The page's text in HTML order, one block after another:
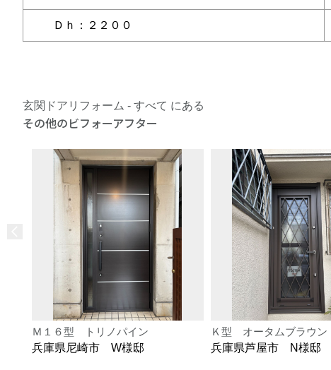
Ｄｈ：２２００
玄関ドアリフォーム - すべて にある
その他のビフォーアフター
Ｍ１６型 トリノパイン
兵庫県尼崎市 W様邸
Ｋ型 オータムブラウン
兵庫県芦屋市 N様邸